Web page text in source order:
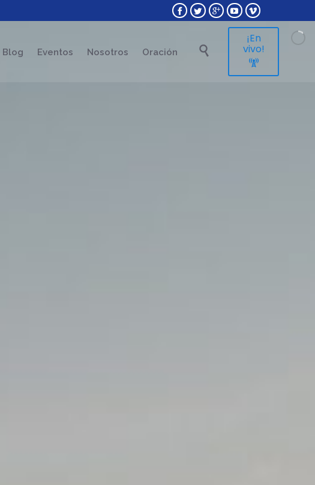
    
Skip
Blog Eventos Nosotros Oración 
¡En
vivo!
